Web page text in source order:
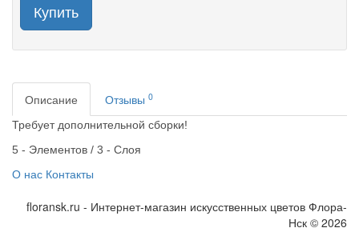
Купить
Описание Отзывы 0
Требует дополнительной сборки!
5 - Элементов / 3 - Слоя
О нас Контакты
floransk.ru - Интернет-магазин искусственных цветов Флора-
Нск © 2026